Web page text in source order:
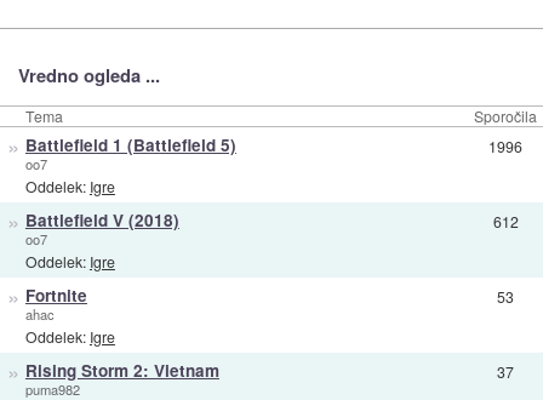
Vredno ogleda ...
Tema Sporočila
» Battlefield 1 (Battlefield 5)
oo7
Oddelek: Igre
1996
» Battlefield V (2018)
oo7
Oddelek: Igre
612
» Fortnite
ahac
Oddelek: Igre
53
» Rising Storm 2: Vietnam
puma982
37